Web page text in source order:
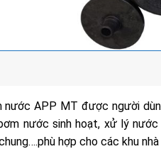
nước APP MT được người
nước sinh hoạt, xử lý
hợp cho các khu